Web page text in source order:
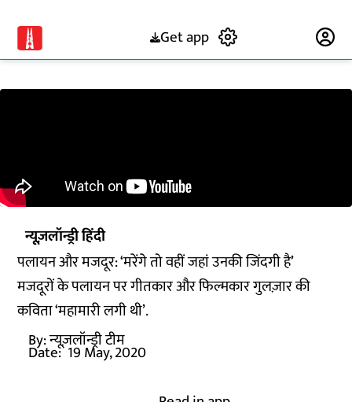
Get app
न्यूज़लॉन्ड्री हिंदी
पलायन और मजदूर: ‘मरेंगे तो वहीं जहां उनकी जिंदगी है’
मजदूरों के पलायन पर गीतकार और फिल्मकार गुलज़ार की
कविता ‘महामारी लगी थी’.
By:न्यूज़लॉन्ड्री टीम
Date: 19 May, 2020